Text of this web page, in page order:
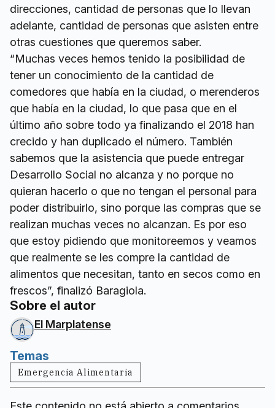
direcciones, cantidad de personas que lo llevan
adelante, cantidad de personas que asisten entre
otras cuestiones que queremos saber.
“Muchas veces hemos tenido la posibilidad de
tener un conocimiento de la cantidad de
comedores que había en la ciudad, o merenderos
que había en la ciudad, lo que pasa que en el
último año sobre todo ya finalizando el 2018 han
crecido y han duplicado el número. También
sabemos que la asistencia que puede entregar
Desarrollo Social no alcanza y no porque no
quieran hacerlo o que no tengan el personal para
poder distribuirlo, sino porque las compras que se
realizan muchas veces no alcanzan. Es por eso
que estoy pidiendo que monitoreemos y veamos
que realmente se les compre la cantidad de
alimentos que necesitan, tanto en secos como en
frescos”, finalizó Baragiola.
Sobre el autor
El Marplatense
Temas
Emergencia Alimentaria